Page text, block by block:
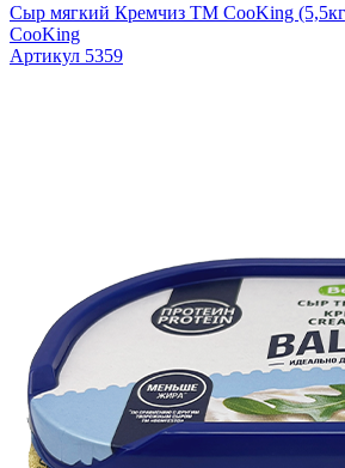
Сыр мягкий Кремчиз TM CooKing
CooKing
Артикул 5359